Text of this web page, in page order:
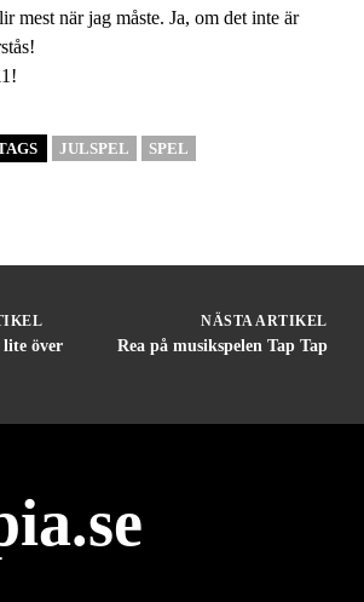
mest när jag måste. Ja, om det inte är
JULSPEL SPEL
lite över
NÄSTA ARTIKEL
Rea på musikspelen Tap Tap